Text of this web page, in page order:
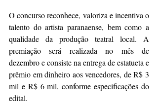
O concurso reconhece, valoriza e incentiva o
talento do artista paranaense, bem como a
qualidade da produção teatral local. A
premiação será realizada no mês de
dezembro e consiste na entrega de estatueta e
prêmio em dinheiro aos vencedores, de R$ 3
mil e R$ 6 mil, conforme especificações do
edital.